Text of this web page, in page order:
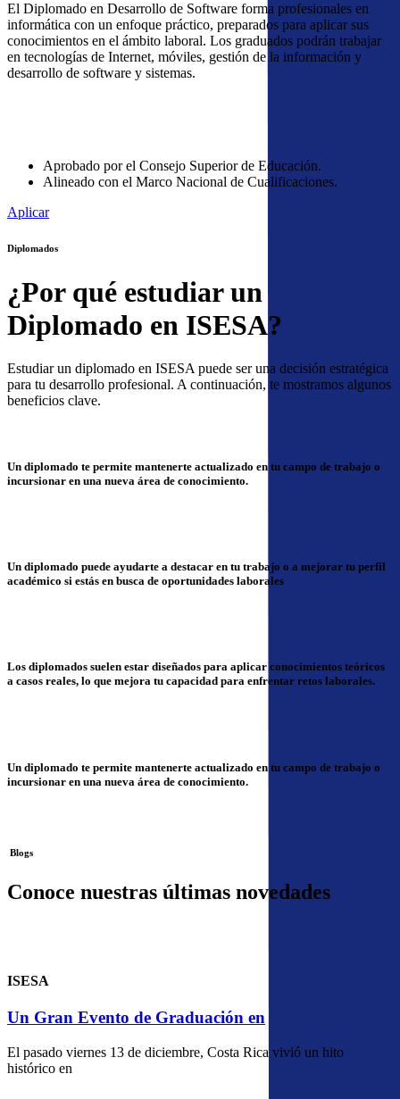
El Diplomado en Desarrollo de Software forma profesionales en
informática con un enfoque práctico, preparados para aplicar sus
conocimientos en el ámbito laboral. Los graduados podrán trabajar
en tecnologías de Internet, móviles, gestión de la información y
desarrollo de software y sistemas.
Aprobado por el Consejo Superior de Educación.
Alineado con el Marco Nacional de Cualificaciones.
Diplomados
¿Por qué estudiar un
Diplomado en ISESA?
Estudiar un diplomado en ISESA puede ser una decisión estratégica
para tu desarrollo profesional. A continuación, te mostramos algunos
beneficios clave.
Un diplomado te permite mantenerte actualizado en tu campo de trabajo o
incursionar en una nueva área de conocimiento.
Un diplomado puede ayudarte a destacar en tu trabajo o a mejorar tu perfil
académico si estás en busca de oportunidades laborales
Los diplomados suelen estar diseñados para aplicar conocimientos teóricos
a casos reales, lo que mejora tu capacidad para enfrentar retos laborales.
Un diplomado te permite mantenerte actualizado en tu campo de trabajo o
incursionar en una nueva área de conocimiento.
Blogs
Conoce nuestras últimas novedades
ISESA
Un Gran Evento de Graduación en
El pasado viernes 13 de diciembre, Costa Rica vivió un hito
histórico en